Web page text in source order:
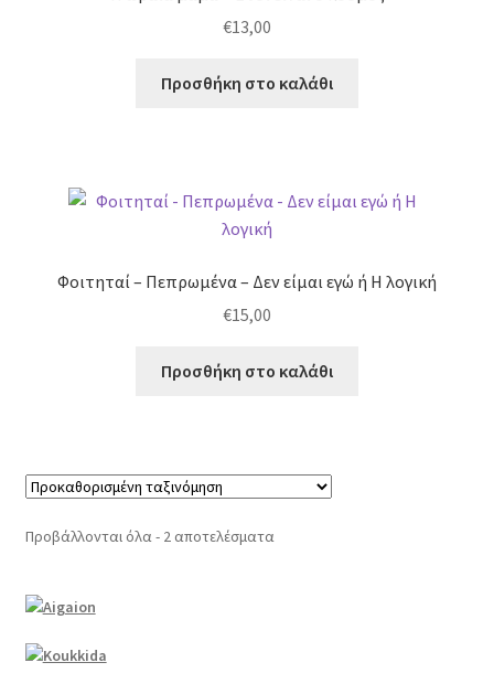
€13,00
Προσθήκη στο καλάθι
Φοιτηταί – Πεπρωμένα – Δεν είμαι εγώ ή Η λογική
€15,00
Προσθήκη στο καλάθι
Προβάλλονται όλα - 2 αποτελέσματα